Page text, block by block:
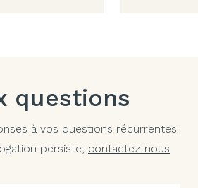
questions
à vos questions récurrentes.
persiste, contactez-nous